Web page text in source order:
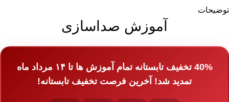
توضیحات
آموزش صداسازی
40% تخفیف تابستانه تمام آموزش ها تا ۱۴
مرداد ماه
تمدید شد! آخرین فرصت تخفیف تابستانه!